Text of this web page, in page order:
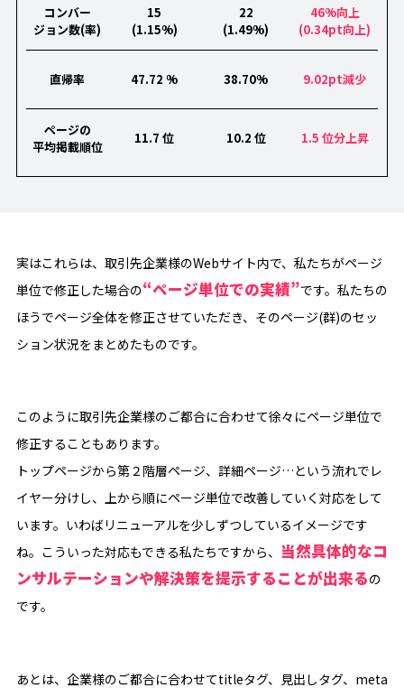
コンバー
ジョン数(率)
15
(1.15%)
22
(1.49%)
46%向上
(0.34pt向上)
直帰率 47.72 % 38.70% 9.02pt減少
ページの
平均掲載順位
11.7 位 10.2 位 1.5 位分上昇
実はこれらは、取引先企業様のWebサイト内で、私たちがページ
単位で修正した場合の“ページ単位での実績”です。私たちの
ほうでページ全体を修正させていただき、そのページ(群)のセッ
ション状況をまとめたものです。
このように取引先企業様のご都合に合わせて徐々にページ単位で
修正することもあります。
トップページから第２階層ページ、詳細ページ…という流れでレ
イヤー分けし、上から順にページ単位で改善していく対応をして
います。いわばリニューアルを少しずつしているイメージです
ね。こういった対応もできる私たちですから、 当然具体的なコ
ンサルテーションや解決策を提示することが出来るの
です。
あとは、企業様のご都合に合わせてtitleタグ、見出しタグ、meta